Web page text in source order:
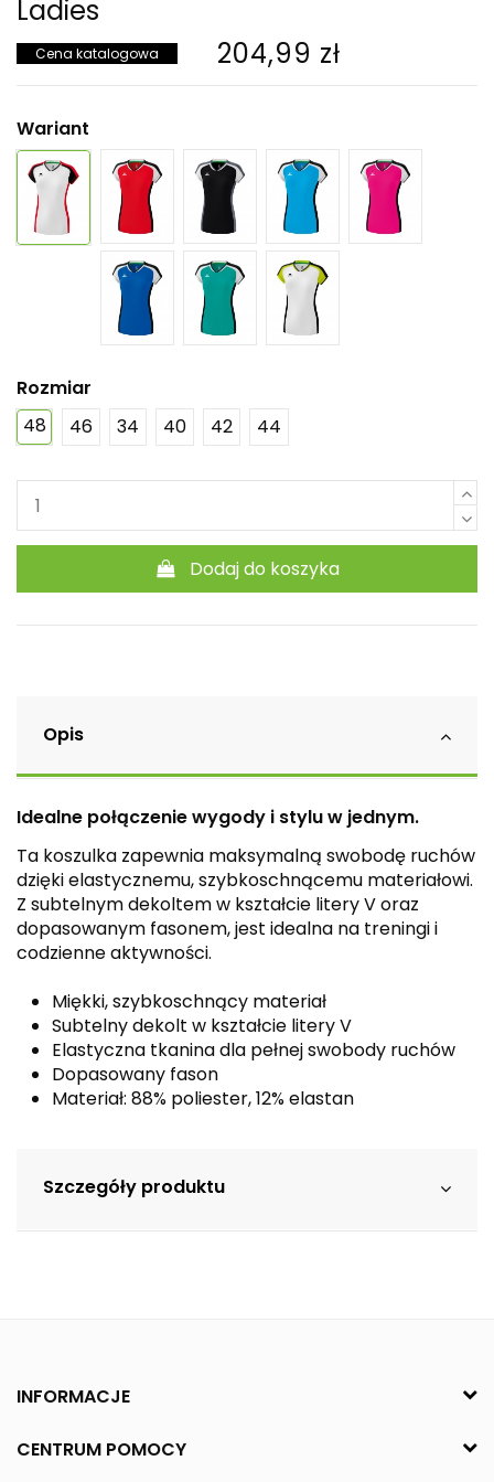
Ladies
Cena katalogowa 204,99 zł
Wariant
Rozmiar
48
46 34 40 42 44
Dodaj do koszyka
Opis
Idealne połączenie wygody i stylu w jednym.
Ta koszulka zapewnia maksymalną swobodę ruchów
dzięki elastycznemu, szybkoschnącemu materiałowi.
Z subtelnym dekoltem w kształcie litery V oraz
dopasowanym fasonem, jest idealna na treningi i
codzienne aktywności.
Miękki, szybkoschnący materiał
Subtelny dekolt w kształcie litery V
Elastyczna tkanina dla pełnej swobody ruchów
Dopasowany fason
Materiał: 88% poliester, 12% elastan
Szczegóły produktu
INFORMACJE
CENTRUM POMOCY